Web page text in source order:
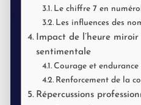
Le chiffre 7 en
Les influences des
Impact de l’heure miroir
sentimentale
Courage et
Renforcement de la
Répercussions